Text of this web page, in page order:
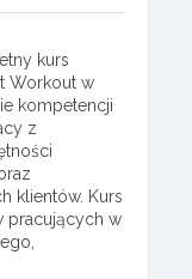
kurs
Workout w
kompetencji
z
klientów. Kurs
pracujących w